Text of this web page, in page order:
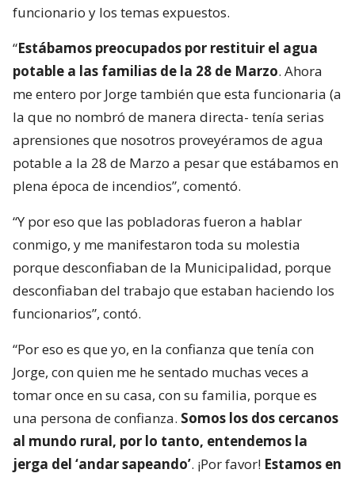
funcionario y los temas expuestos.
“Estábamos preocupados por restituir el agua
potable a las familias de la 28 de Marzo. Ahora
me entero por Jorge también que esta funcionaria (a
la que no nombró de manera directa- tenía serias
aprensiones que nosotros proveyéramos de agua
potable a la 28 de Marzo a pesar que estábamos en
plena época de incendios”, comentó.
“Y por eso que las pobladoras fueron a hablar
conmigo, y me manifestaron toda su molestia
porque desconfiaban de la Municipalidad, porque
desconfiaban del trabajo que estaban haciendo los
funcionarios”, contó.
“Por eso es que yo, en la confianza que tenía con
Jorge, con quien me he sentado muchas veces a
tomar once en su casa, con su familia, porque es
una persona de confianza. Somos los dos cercanos
al mundo rural, por lo tanto, entendemos la
jerga del ‘andar sapeando’. ¡Por favor! Estamos en